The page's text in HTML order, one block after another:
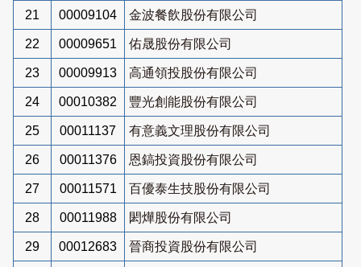
21 00009104 金波餐飲股份有限公司
22 00009651 佑晟股份有限公司
23 00009913 高通領投股份有限公司
24 00010382 豐光創能股份有限公司
25 00011137 有意義文理股份有限公司
26 00011376 恩鎬投資股份有限公司
27 00011571 百優泰生技股份有限公司
28 00011988 閎燁股份有限公司
29 00012683 晉商投資股份有限公司